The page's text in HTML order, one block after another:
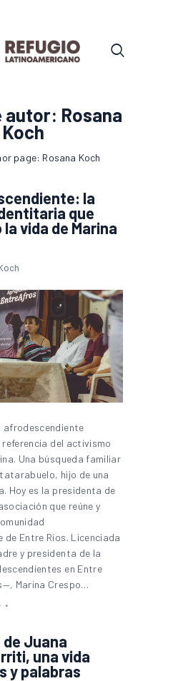
autor: Rosana
Koch
page: Rosana Koch
la
que
vida de Marina
afrodescendiente
del activismo
Una búsqueda familiar
hijo de una
Hoy es la presidenta de
que reúne y
de Entre Ríos. Licenciada
y presidenta de la
en Entre
Marina Crespo…
Juana
una vida
y palabras